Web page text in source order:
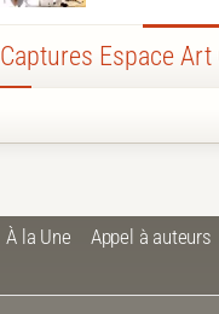
Captures Espace
À la Une Appel à auteurs